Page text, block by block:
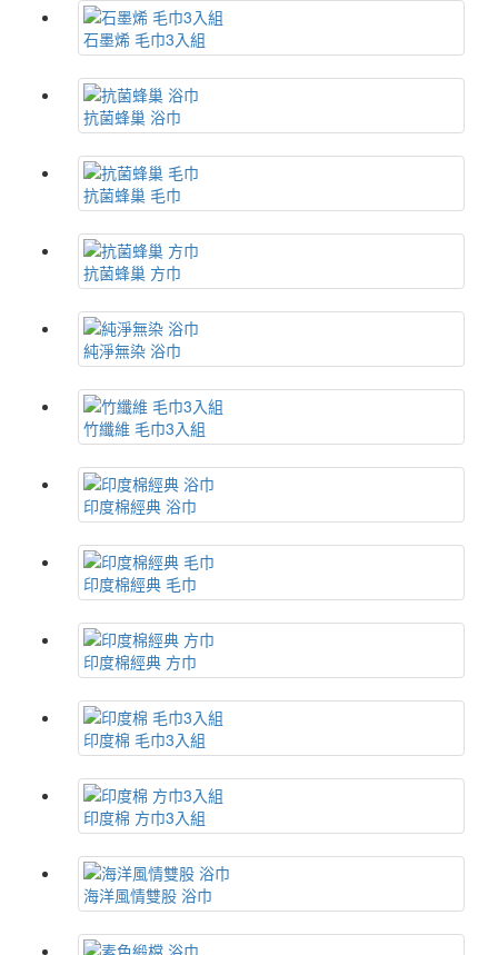
石墨烯 毛巾3入組
抗菌蜂巢 浴巾
抗菌蜂巢 毛巾
抗菌蜂巢 方巾
純淨無染 浴巾
竹纖維 毛巾3入組
印度棉經典 浴巾
印度棉經典 毛巾
印度棉經典 方巾
印度棉 毛巾3入組
印度棉 方巾3入組
海洋風情雙股 浴巾